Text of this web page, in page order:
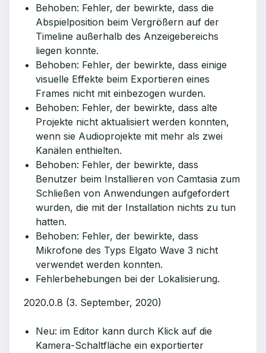
Behoben: Fehler, der bewirkte, dass die
Abspielposition beim Vergrößern auf der
Timeline außerhalb des Anzeigebereichs
liegen konnte.
Behoben: Fehler, der bewirkte, dass einige
visuelle Effekte beim Exportieren eines
Frames nicht mit einbezogen wurden.
Behoben: Fehler, der bewirkte, dass alte
Projekte nicht aktualisiert werden konnten,
wenn sie Audioprojekte mit mehr als zwei
Kanälen enthielten.
Behoben: Fehler, der bewirkte, dass
Benutzer beim Installieren von Camtasia zum
Schließen von Anwendungen aufgefordert
wurden, die mit der Installation nichts zu tun
hatten.
Behoben: Fehler, der bewirkte, dass
Mikrofone des Typs Elgato Wave 3 nicht
verwendet werden konnten.
Fehlerbehebungen bei der Lokalisierung.
2020.0.8 (3. September, 2020)
Neu: im Editor kann durch Klick auf die
Kamera-Schaltfläche ein exportierter